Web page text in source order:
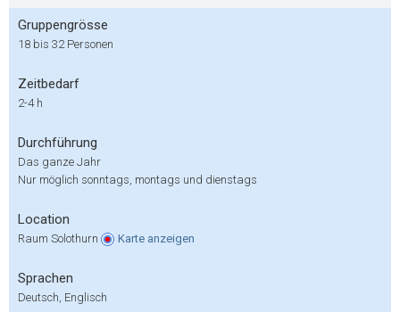
Gruppengrösse
18 bis 32 Personen
Zeitbedarf
2-4 h
Durchführung
Das ganze Jahr
Nur möglich sonntags, montags und dienstags
Location
Raum Solothurn Karte anzeigen
Sprachen
Deutsch, Englisch